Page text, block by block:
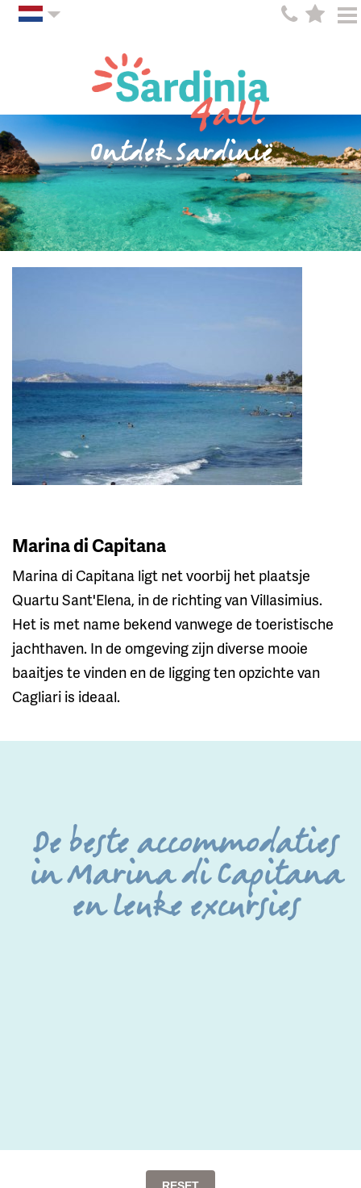
Ontdek Sardinië
Marina di Capitana
Marina di Capitana ligt net voorbij het plaatsje
Quartu Sant'Elena, in de richting van Villasimius.
Het is met name bekend vanwege de toeristische
jachthaven. In de omgeving zijn diverse mooie
baaitjes te vinden en de ligging ten opzichte van
Cagliari is ideaal.
De beste accommodaties
in Marina di Capitana
en leuke excursies